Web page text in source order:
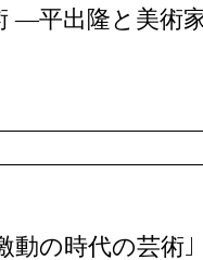
―平出隆と美術
動の時代の芸術